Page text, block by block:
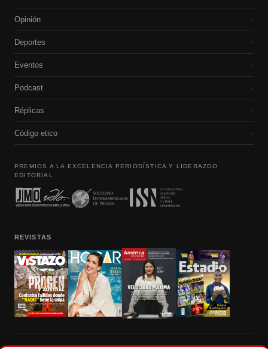
Opinión ›
Deportes ›
Eventos ›
Podcast ›
Réplicas ›
Código etico ›
PREMIOS A LA EXCELENCIA PERIODÍSTICA Y LIDERAZGO
EDITORIAL
REVISTAS